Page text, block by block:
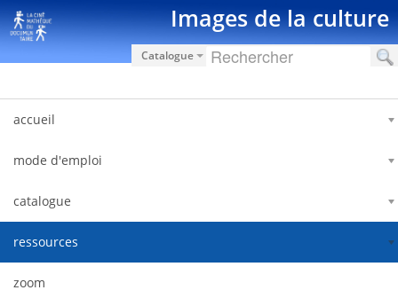
Skip to Content Images de la culture
Catalogue
accueil
mode d'emploi
catalogue
ressources
zoom